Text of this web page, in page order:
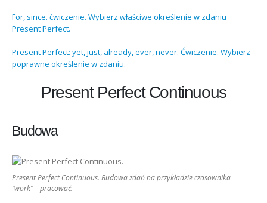
For, since. ćwiczenie. Wybierz właściwe określenie w zdaniu
Present Perfect.
Present Perfect: yet, just, already, ever, never. Ćwiczenie. Wybierz
poprawne określenie w zdaniu.
Present Perfect Continuous
Budowa
Present Perfect Continuous. Budowa zdań na przykładzie czasownika
“work” – pracować.